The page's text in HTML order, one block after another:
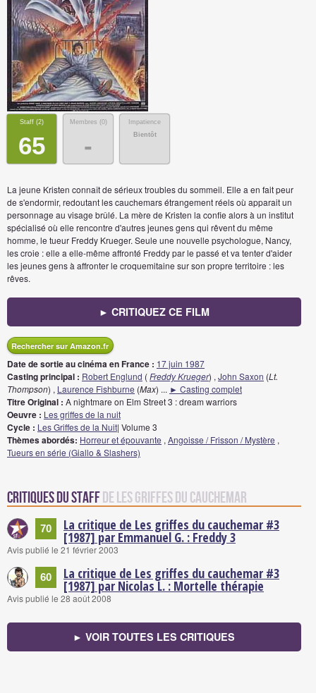
Staff (2)
65
Membres (0)
-
Impatience
Bientôt
La jeune Kristen connaît de sérieux troubles du sommeil. Elle a en fait peur
de s'endormir, redoutant les cauchemars étrangement réels où apparait un
personnage au visage brûlé. La mère de Kristen la confie alors à un institut
spécialisé où elle rencontre d'autres jeunes gens qui rêvent du même
homme, le tueur Freddy Krueger. Seule une nouvelle psychologue, Nancy,
les croie : elle a elle-même affronté Freddy par le passé et va tenter d'aider
les jeunes gens à affronter le croquemitaine sur son propre territoire : les
rêves.
► CRITIQUEZ CE FILM
Rechercher sur Amazon.fr
Date de sortie au cinéma en France : 17 juin 1987
Casting principal : Robert Englund (Freddy Krueger) , John Saxon (Lt.
Thompson) , Laurence Fishburne (Max) ... ► Casting complet
Titre Original : A nightmare on Elm Street 3 : dream warriors
Oeuvre : Les griffes de la nuit
Cycle : Les Griffes de la Nuit| Volume 3
Thèmes abordés: Horreur et épouvante , Angoisse / Frisson / Mystère ,
Tueurs en série (Giallo & Slashers)
Critiques du staffde Les griffes du cauchemar
70 La critique de Les griffes du cauchemar #3
[1987] par Emmanuel G. : Freddy 3
Avis publié le 21 février 2003
60 La critique de Les griffes du cauchemar #3
[1987] par Nicolas L. : Mortelle thérapie
Avis publié le 28 août 2008
► VOIR TOUTES LES CRITIQUES